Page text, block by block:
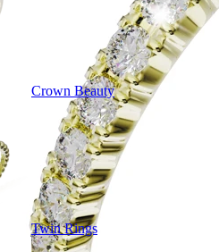
Crown Beauty
Twin Rings